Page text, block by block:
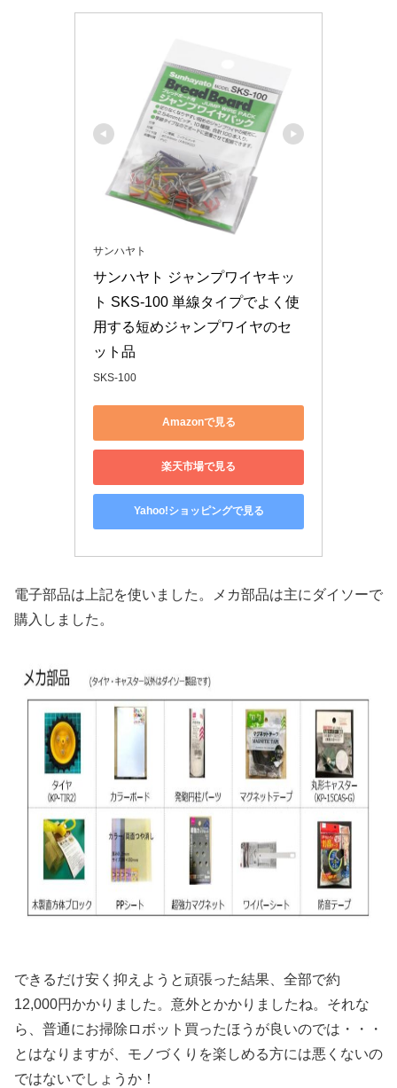
サンハヤト
サンハヤト ジャンプワイヤキッ
ト SKS-100 単線タイプでよく使
用する短めジャンプワイヤのセ
ット品
SKS-100
Amazonで見る
楽天市場で見る
Yahoo!ショッピングで見る
電子部品は上記を使いました。メカ部品は主にダイソーで
購入しました。
できるだけ安く抑えようと頑張った結果、全部で約
12,000円かかりました。意外とかかりましたね。それな
ら、普通にお掃除ロボット買ったほうが良いのでは・・・
とはなりますが、モノづくりを楽しめる方には悪くないの
ではないでしょうか！